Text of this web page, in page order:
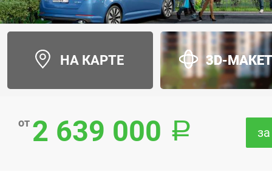
НА КАРТЕ 3D-
от 2 639 000